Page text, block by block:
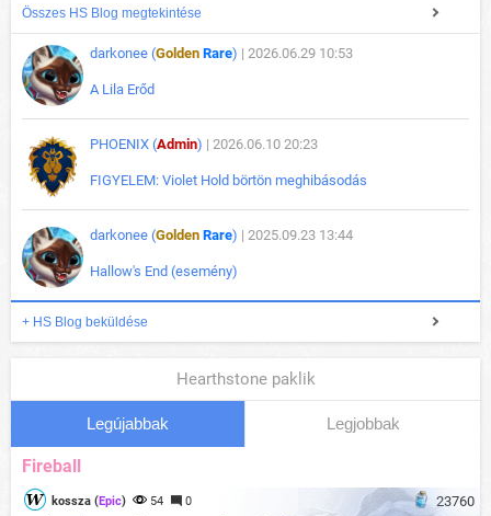
Összes HS Blog megtekintése
darkonee (Golden Rare) | 2026.06.29 10:53
A Lila Erőd
PHOENIX (Admin) | 2026.06.10 20:23
FIGYELEM: Violet Hold börtön meghibásodás
darkonee (Golden Rare) | 2025.09.23 13:44
Hallow's End (esemény)
+ HS Blog beküldése
Hearthstone paklik
Legújabbak Legjobbak
Fireball
23760
kossza (Epic) 54 0